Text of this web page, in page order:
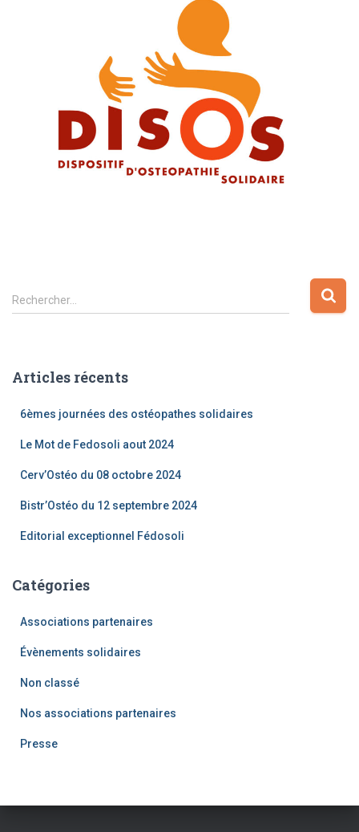
Rechercher…
Articles récents
6èmes journées des ostéopathes solidaires
Le Mot de Fedosoli aout 2024
Cerv’Ostéo du 08 octobre 2024
Bistr’Ostéo du 12 septembre 2024
Editorial exceptionnel Fédosoli
Catégories
Associations partenaires
Évènements solidaires
Non classé
Nos associations partenaires
Presse